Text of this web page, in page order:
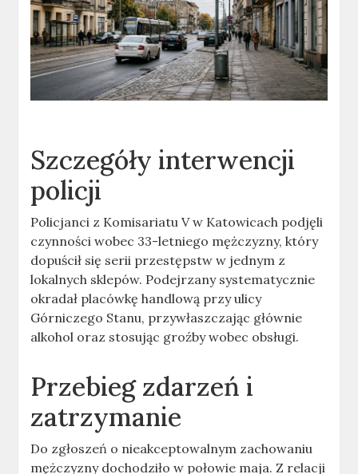
Szczegóły interwencji
policji
Policjanci z Komisariatu V w Katowicach podjęli
czynności wobec 33-letniego mężczyzny, który
dopuścił się serii przestępstw w jednym z
lokalnych sklepów. Podejrzany systematycznie
okradał placówkę handlową przy ulicy
Górniczego Stanu, przywłaszczając głównie
alkohol oraz stosując groźby wobec obsługi.
Przebieg zdarzeń i
zatrzymanie
Do zgłoszeń o nieakceptowalnym zachowaniu
mężczyzny dochodziło w połowie maja. Z relacji